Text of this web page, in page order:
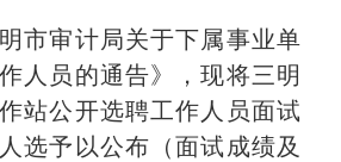
审计局关于下属事业单
人员的通告》，现将三明
站公开选聘工作人员面试
选予以公布（面试成绩及